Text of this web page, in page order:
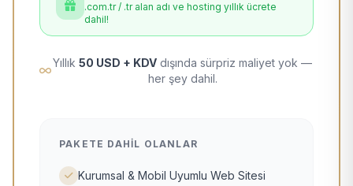
.com.tr / .tr alan adı ve hosting yıllık ücrete
dahil!
Yıllık 50 USD + KDV dışında sürpriz maliyet yok —
her şey dahil.
PAKETE DAHIL OLANLAR
Kurumsal & Mobil Uyumlu Web Sitesi